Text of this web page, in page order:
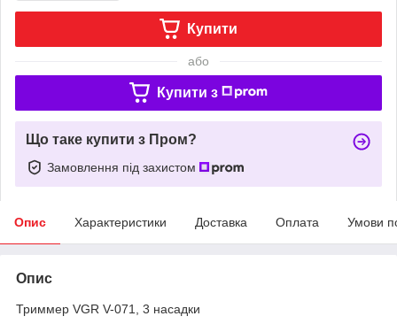
Купити
або
Купити з
Що таке купити з Пром?
Замовлення під захистом
Опис Характеристики Доставка Оплата Умови
Опис
Триммер VGR V-071, 3 насадки